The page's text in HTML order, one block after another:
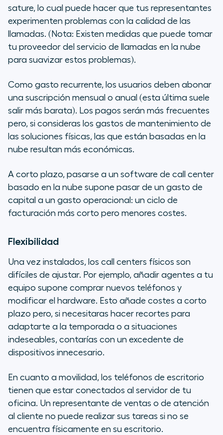
sature, lo cual puede hacer que tus representantes
experimenten problemas con la calidad de las
llamadas. (Nota: Existen medidas que puede tomar
tu proveedor del servicio de llamadas en la nube
para suavizar estos problemas).
Como gasto recurrente, los usuarios deben abonar
una suscripción mensual o anual (esta última suele
salir más barata). Los pagos serán más frecuentes
pero, si consideras los gastos de mantenimiento de
las soluciones físicas, las que están basadas en la
nube resultan más económicas.
A corto plazo, pasarse a un software de call center
basado en la nube supone pasar de un gasto de
capital a un gasto operacional: un ciclo de
facturación más corto pero menores costes.
Flexibilidad
Una vez instalados, los call centers físicos son
difíciles de ajustar. Por ejemplo, añadir agentes a tu
equipo supone comprar nuevos teléfonos y
modificar el hardware. Esto añade costes a corto
plazo pero, si necesitaras hacer recortes para
adaptarte a la temporada o a situaciones
indeseables, contarías con un excedente de
dispositivos innecesario.
En cuanto a movilidad, los teléfonos de escritorio
tienen que estar conectados al servidor de tu
oficina. Un representante de ventas o de atención
al cliente no puede realizar sus tareas si no se
encuentra físicamente en su escritorio.